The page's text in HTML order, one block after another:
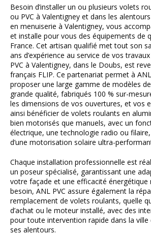
Besoin d’installer un ou plusieurs volets
ou PVC à Valentigney et dans les
en menuiserie à Valentigney, vous
et installe pour vous des équipements de
France. Cet artisan qualifié met tout son
ans d’expérience au service de vos
PVC à Valentigney, dans le Doubs, est
français FLIP. Ce partenariat permet à
proposer une large gamme de modèles
grande qualité, fabriqués 100 % sur-
les dimensions de vos ouvertures, et vos
ainsi bénéficier de volets roulants en
bien motorisés que manuels, avec un
électrique, une technologie radio ou
d’une motorisation solaire ultra-
Chaque installation professionnelle est
un poseur spécialisé, garantissant une
votre façade et une efficacité énergétique
besoin, ANL PVC assure également la
remplacement de volets roulants, quelle
d’achat ou le moteur installé, avec des
pour toute intervention rapide dans la ville
ses alentours.